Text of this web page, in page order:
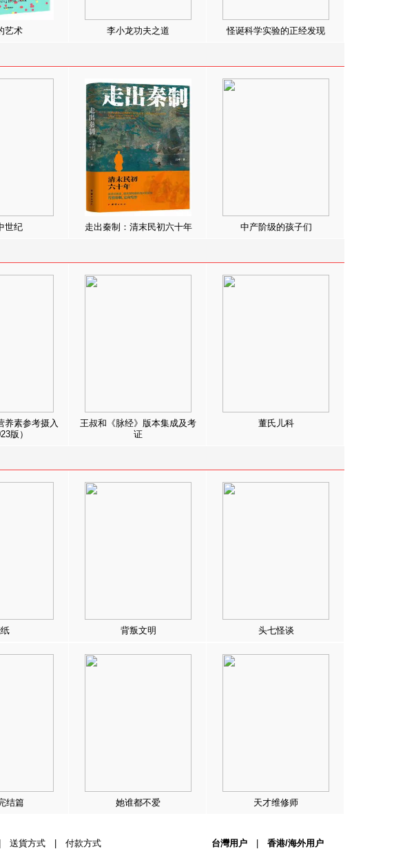
艺术 李小龙功夫之道 怪诞科学实验的正经发现
世纪 走出秦制：清末民初六十年 中产阶级的孩子们
养素参考摄入
版）
王叔和《脉经》版本集成及考
证
董氏儿科
背叛文明 头七怪谈
结篇 她谁都不爱 天才维修师
送貨方式| 付款方式 台灣用户 香港/海外用户